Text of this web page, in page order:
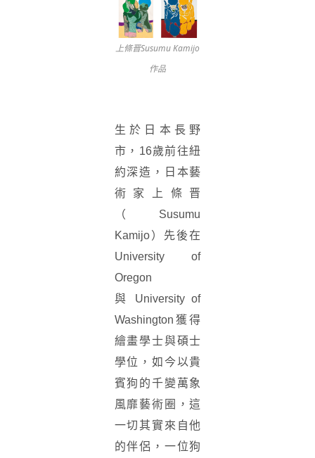
上條晋Susumu Kamijo
作品
生於日本長野
市，16歲前往紐
約深造，日本藝
術家上條晋
（Susumu
Kamijo）先後在
University of
Oregon
與 University of
Washington獲得
繪畫學士與碩士
學位，如今以貴
賓狗的千變萬象
風靡藝術圈，這
一切其實來自他
的伴侶，一位狗